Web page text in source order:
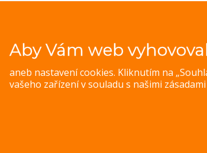
Aby Vám web
aneb nastavení cookies. Kliknutím na
vašeho zařízení v souladu s našimi